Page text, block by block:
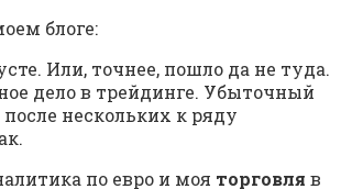
блоге:
Или, точнее, пошло да не туда.
дело в трейдинге. Убыточный
нескольких к ряду
по евро и моя торговля в